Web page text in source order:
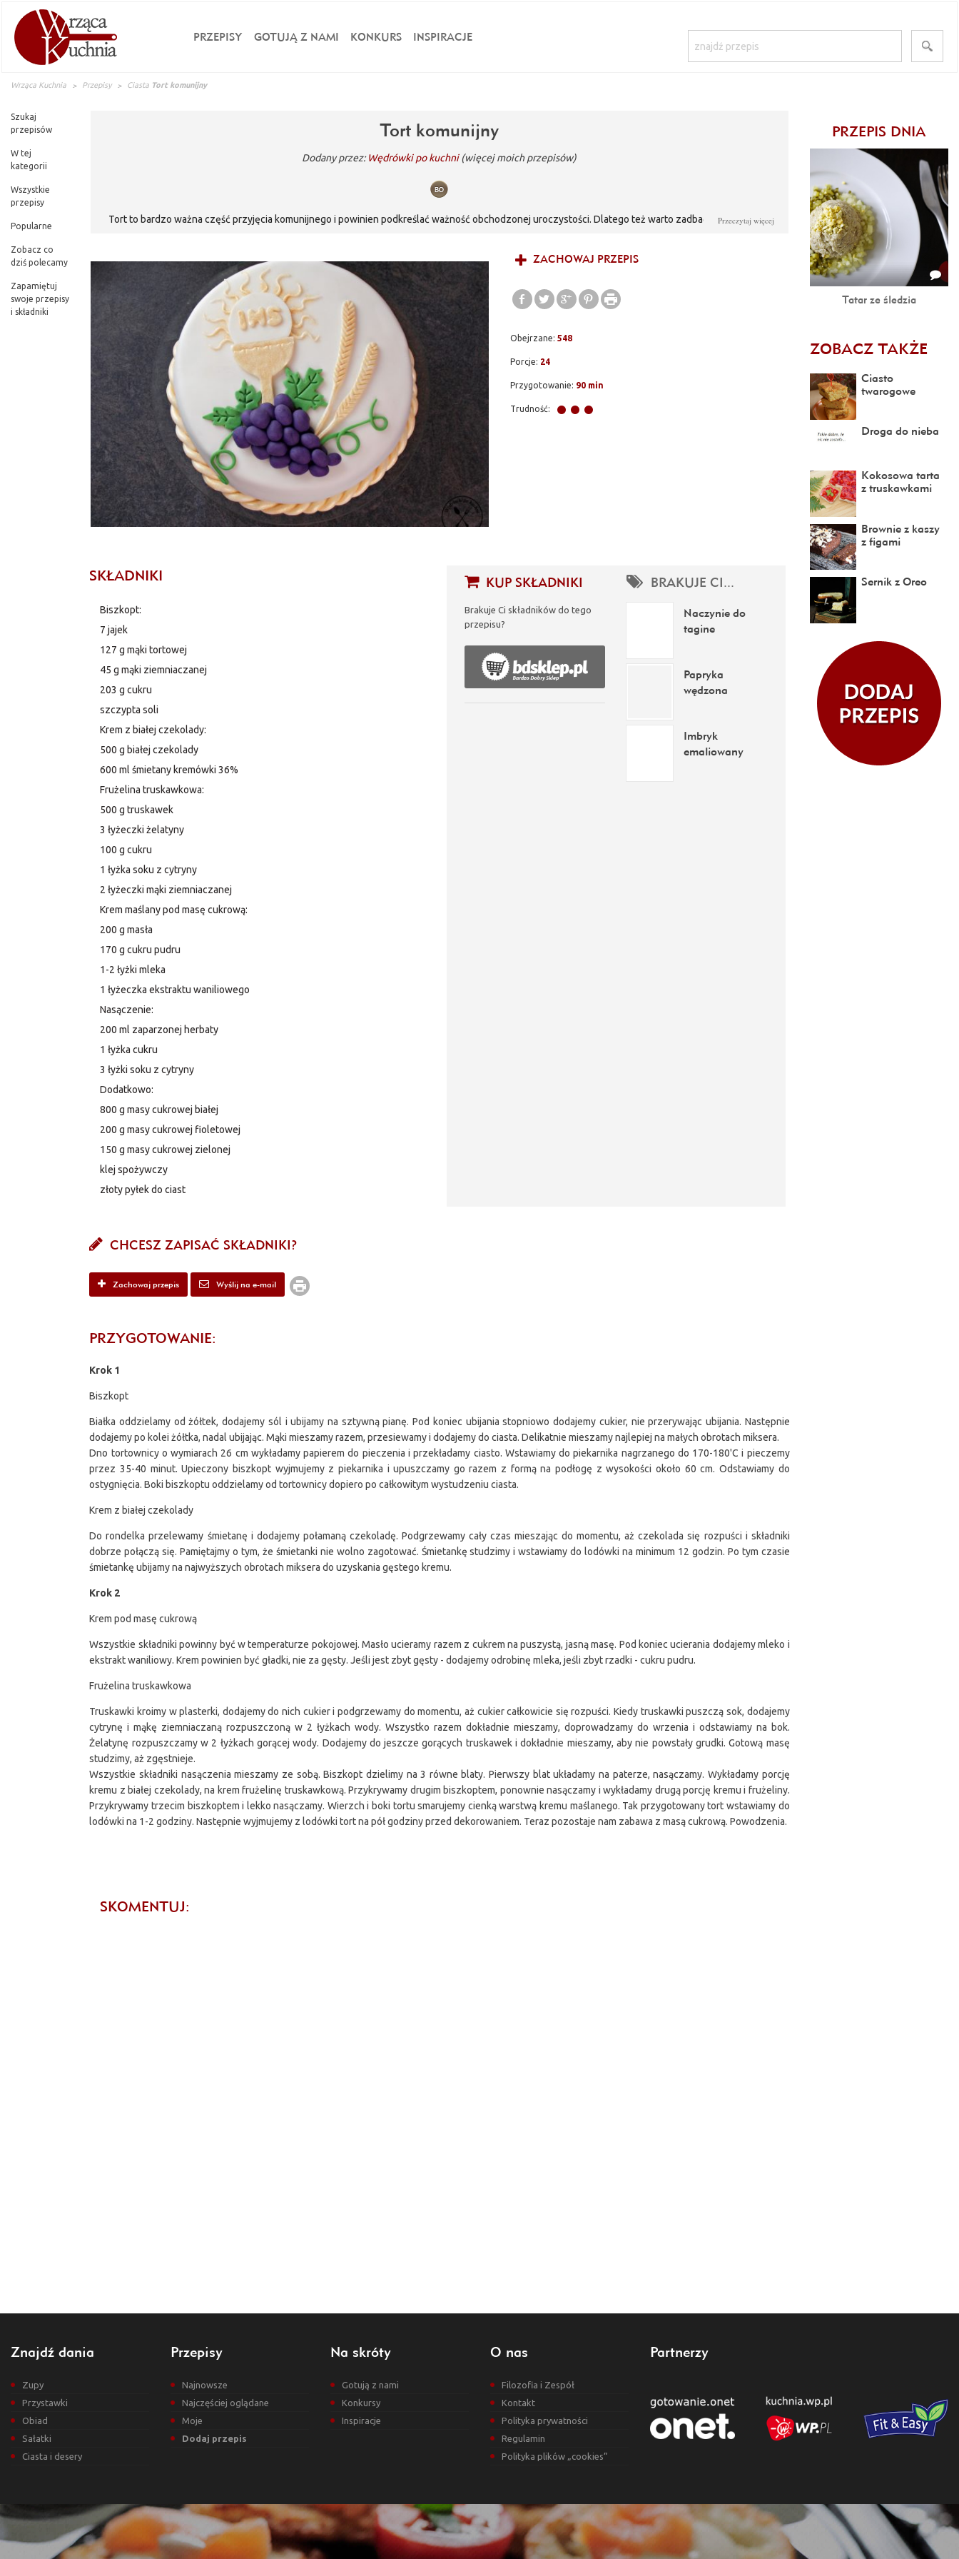
PRZEPISY GOTUJĄ Z NAMI KONKURS INSPIRACJE
Wrząca Kuchnia Przepisy Ciasta Tort komunijny
Szukaj
przepisów
W tej
kategorii
Wszystkie
przepisy
Popularne
Zobacz co
dziś polecamy
Zapamiętuj
swoje przepisy
i składniki
Tort komunijny
Dodany przez:Wędrówki po kuchni (więcej moich przepisów)
Tort to bardzo ważna część przyjęcia komunijnego i powinien podkreślać ważność obchodzonej uroczystości. Dlatego też warto zadbać, by ten rodzaj
nie będą mogli oprzeć się pokusie jego skosztowania. Smak tortu jest równie ważny jak i jego wygląd. Dlatego zadbajmy również o to, aby było to ulubione
smaki naszej pociechy.
Przeczytaj więcej
ZACHOWAJ PRZEPIS
Obejrzane: 548
Porcje: 24
Przygotowanie: 90 min
Trudność:
SKŁADNIKI
Biszkopt:
7 jajek
127 g mąki tortowej
45 g mąki ziemniaczanej
203 g cukru
szczypta soli
Krem z białej czekolady:
500 g białej czekolady
600 ml śmietany kremówki 36%
Frużelina truskawkowa:
500 g truskawek
3 łyżeczki żelatyny
100 g cukru
1 łyżka soku z cytryny
2 łyżeczki mąki ziemniaczanej
Krem maślany pod masę cukrową:
200 g masła
170 g cukru pudru
1-2 łyżki mleka
1 łyżeczka ekstraktu waniliowego
Nasączenie:
200 ml zaparzonej herbaty
1 łyżka cukru
3 łyżki soku z cytryny
Dodatkowo:
800 g masy cukrowej białej
200 g masy cukrowej fioletowej
150 g masy cukrowej zielonej
klej spożywczy
złoty pyłek do ciast
KUP SKŁADNIKI
Brakuje Ci składników do tego
przepisu?
BRAKUJE CI...
Naczynie do
tagine
Papryka
wędzona
Imbryk
emaliowany
CHCESZ ZAPISAĆ SKŁADNIKI?
Zachowaj przepis Wyślij na e-mail
PRZYGOTOWANIE:
Krok 1
Biszkopt
Białka oddzielamy od żółtek, dodajemy sól i ubijamy na sztywną pianę. Pod koniec ubijania stopniowo dodajemy cukier, nie przerywając ubijania. Następnie
dodajemy po kolei żółtka, nadal ubijając. Mąki mieszamy razem, przesiewamy i dodajemy do ciasta. Delikatnie mieszamy najlepiej na małych obrotach miksera.
Dno tortownicy o wymiarach 26 cm wykładamy papierem do pieczenia i przekładamy ciasto. Wstawiamy do piekarnika nagrzanego do 170-180'C i pieczemy
przez 35-40 minut. Upieczony biszkopt wyjmujemy z piekarnika i upuszczamy go razem z formą na podłogę z wysokości około 60 cm. Odstawiamy do
ostygnięcia. Boki biszkoptu oddzielamy od tortownicy dopiero po całkowitym wystudzeniu ciasta.
Krem z białej czekolady
Do rondelka przelewamy śmietanę i dodajemy połamaną czekoladę. Podgrzewamy cały czas mieszając do momentu, aż czekolada się rozpuści i składniki
dobrze połączą się. Pamiętajmy o tym, że śmietanki nie wolno zagotować. Śmietankę studzimy i wstawiamy do lodówki na minimum 12 godzin. Po tym czasie
śmietankę ubijamy na najwyższych obrotach miksera do uzyskania gęstego kremu.
Krok 2
Krem pod masę cukrową
Wszystkie składniki powinny być w temperaturze pokojowej. Masło ucieramy razem z cukrem na puszystą, jasną masę. Pod koniec ucierania dodajemy mleko i
ekstrakt waniliowy. Krem powinien być gładki, nie za gęsty. Jeśli jest zbyt gęsty - dodajemy odrobinę mleka, jeśli zbyt rzadki - cukru pudru.
Frużelina truskawkowa
Truskawki kroimy w plasterki, dodajemy do nich cukier i podgrzewamy do momentu, aż cukier całkowicie się rozpuści. Kiedy truskawki puszczą sok, dodajemy
cytrynę i mąkę ziemniaczaną rozpuszczoną w 2 łyżkach wody. Wszystko razem dokładnie mieszamy, doprowadzamy do wrzenia i odstawiamy na bok.
Żelatynę rozpuszczamy w 2 łyżkach gorącej wody. Dodajemy do jeszcze gorących truskawek i dokładnie mieszamy, aby nie powstały grudki. Gotową masę
studzimy, aż zgęstnieje.
Wszystkie składniki nasączenia mieszamy ze sobą. Biszkopt dzielimy na 3 równe blaty. Pierwszy blat układamy na paterze, nasączamy. Wykładamy porcję
kremu z białej czekolady, na krem frużelinę truskawkową. Przykrywamy drugim biszkoptem, ponownie nasączamy i wykładamy drugą porcję kremu i frużeliny.
Przykrywamy trzecim biszkoptem i lekko nasączamy. Wierzch i boki tortu smarujemy cienką warstwą kremu maślanego. Tak przygotowany tort wstawiamy do
lodówki na 1-2 godziny. Następnie wyjmujemy z lodówki tort na pół godziny przed dekorowaniem. Teraz pozostaje nam zabawa z masą cukrową. Powodzenia.
SKOMENTUJ:
PRZEPIS DNIA
Tatar ze śledzia
ZOBACZ TAKŻE
Ciasto
twarogowe
Droga do nieba
Kokosowa tarta
z truskawkami
Brownie z kaszy
z figami
Sernik z Oreo
Znajdź dania
Zupy
Przystawki
Obiad
Sałatki
Ciasta i desery
Przepisy
Najnowsze
Najczęściej oglądane
Moje
Dodaj przepis
Na skróty
Gotują z nami
Konkursy
Inspiracje
O nas
Filozofia i Zespół
Kontakt
Polityka prywatności
Regulamin
Polityka plików „cookies”
Partnerzy